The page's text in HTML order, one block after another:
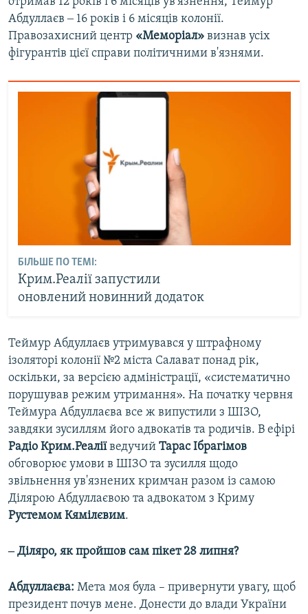
Абдуллаєв ‒ 16 років і 6 місяців колонії.
Правозахисний центр «Меморіал» визнав усіх
фігурантів цієї справи політичними в'язнями.
БІЛЬШЕ ПО ТЕМІ:
Крим.Реалії запустили
оновлений новинний додаток
Теймур Абдуллаєв утримувався у штрафному
ізоляторі колонії №2 міста Салават понад рік,
оскільки, за версією адміністрації, «систематично
порушував режим утримання». На початку червня
Теймура Абдуллаєва все ж випустили з ШІЗО,
завдяки зусиллям його адвокатів та родичів. В ефірі
Радіо Крим.Реаліїведучий Тарас Ібрагімов
обговорює умови в ШІЗО та зусилля щодо
звільнення ув'язнених кримчан разом із самою
Ділярою Абдуллаєвою та адвокатом з Криму
Рустемом Кямілєвим.
‒ Діляро, як пройшов сам пікет 28 липня?
Абдуллаєва: Мета моя була – привернути увагу, щоб
президент почув мене. Донести до влади України